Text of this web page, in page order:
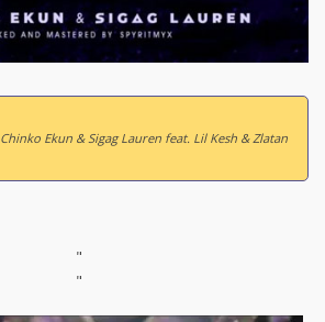
Ekun & Sigag Lauren feat. Lil Kesh & Zlatan
"
"